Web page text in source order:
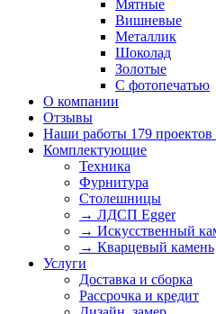
Мятные
Вишневые
Металлик
Шоколад
Золотые
С фотопечатью
О компании
Отзывы
Наши работы 179
Комплектующие
Техника
Фурнитура
Столешницы
→ ЛДСП Egger
→ Искусственный
→ Кварцевый камень
Услуги
Доставка и сборка
Рассрочка и кредит